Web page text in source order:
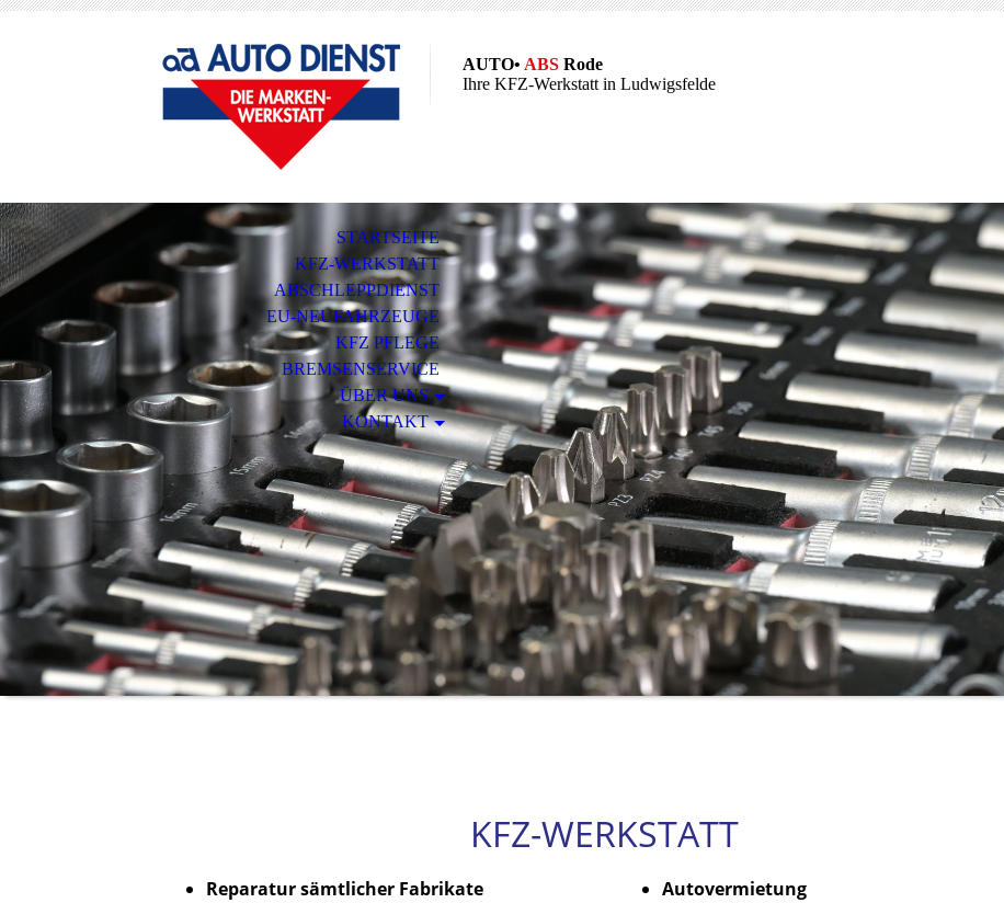
AUTO• ABS Rode
Ihre KFZ-Werkstatt in Ludwigsfelde
STARTSEITE
KFZ-WERKSTATT
ABSCHLEPPDIENST
EU-NEUFAHRZEUGE
KFZ PFLEGE
BREMSENSERVICE
ÜBER UNS
KONTAKT
KFZ-WERKSTATT
Reparatur sämtlicher Fabrikate
Autovermietung